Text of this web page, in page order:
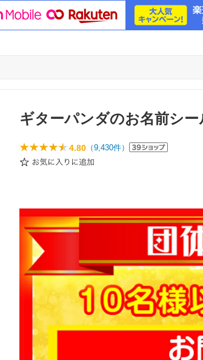
ギターパンダのお名前シー
4.80 （9,430件）